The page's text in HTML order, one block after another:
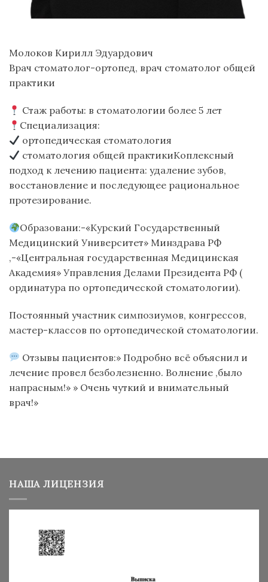
Молоков Кирилл Эдуардович
Врач стоматолог-ортопед, врач стоматолог общей
практики
Стаж работы: в стоматологии более 5 лет
Специализация:
ортопедическая стоматология
стоматология общей практикиКоплексный
подход к лечению пациента: удаление зубов,
восстановление и последующее рациональное
протезирование.
Образовани:-«Курский Государственный
Медицинский Университет» Минздрава РФ
,-«Центральная государственная Медицинская
Академия» Управления Делами Президента РФ (
ординатура по ортопедической стоматологии).
Постоянный участник симпозиумов, конгрессов,
мастер-классов по ортопедической стоматологии.
Отзывы пациентов:» Подробно всё объяснил и
лечение провел безболезненно. Волнение ,было
напрасным!» » Очень чуткий и внимательный
врач!»
НАША ЛИЦЕНЗИЯ